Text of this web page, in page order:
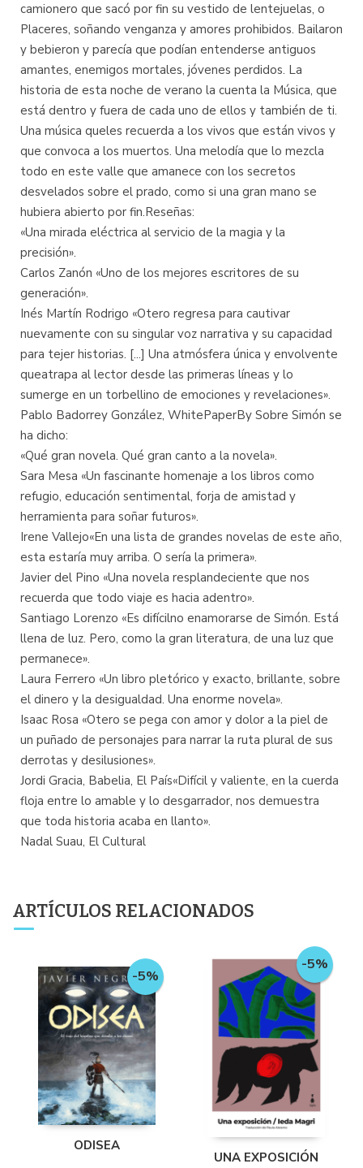
camionero que sacó por fin su vestido de lentejuelas, o
Placeres, soñando venganza y amores prohibidos. Bailaron
y bebieron y parecía que podían entenderse antiguos
amantes, enemigos mortales, jóvenes perdidos. La
historia de esta noche de verano la cuenta la Música, que
está dentro y fuera de cada uno de ellos y también de ti.
Una música queles recuerda a los vivos que están vivos y
que convoca a los muertos. Una melodía que lo mezcla
todo en este valle que amanece con los secretos
desvelados sobre el prado, como si una gran mano se
hubiera abierto por fin.Reseñas:
«Una mirada eléctrica al servicio de la magia y la
precisión».
Carlos Zanón «Uno de los mejores escritores de su
generación».
Inés Martín Rodrigo «Otero regresa para cautivar
nuevamente con su singular voz narrativa y su capacidad
para tejer historias. [...] Una atmósfera única y envolvente
queatrapa al lector desde las primeras líneas y lo
sumerge en un torbellino de emociones y revelaciones».
Pablo Badorrey González, WhitePaperBy Sobre Simón se
ha dicho:
«Qué gran novela. Qué gran canto a la novela».
Sara Mesa «Un fascinante homenaje a los libros como
refugio, educación sentimental, forja de amistad y
herramienta para soñar futuros».
Irene Vallejo«En una lista de grandes novelas de este año,
esta estaría muy arriba. O sería la primera».
Javier del Pino «Una novela resplandeciente que nos
recuerda que todo viaje es hacia adentro».
Santiago Lorenzo «Es difícilno enamorarse de Simón. Está
llena de luz. Pero, como la gran literatura, de una luz que
permanece».
Laura Ferrero «Un libro pletórico y exacto, brillante, sobre
el dinero y la desigualdad. Una enorme novela».
Isaac Rosa «Otero se pega con amor y dolor a la piel de
un puñado de personajes para narrar la ruta plural de sus
derrotas y desilusiones».
Jordi Gracia, Babelia, El País«Difícil y valiente, en la cuerda
floja entre lo amable y lo desgarrador, nos demuestra
que toda historia acaba en llanto».
Nadal Suau, El Cultural
ARTÍCULOS RELACIONADOS
-5%
ODISEA
-5%
UNA EXPOSICIÓN